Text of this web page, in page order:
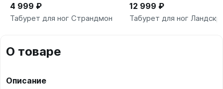
4 999 ₽
Табурет для ног Страндмон
12 999 ₽
Табурет для ног
О товаре
Описание